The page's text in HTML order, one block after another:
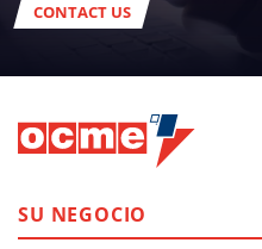
CONTACT US
SU NEGOCIO